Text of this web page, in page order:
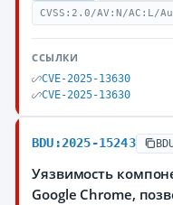
CVSS:2.0/AV:N/AC:L/
ССЫЛКИ
CVE-2025-13630
CVE-2025-13630
BDU:2025-15243
Уязвимость
Google Chrome,